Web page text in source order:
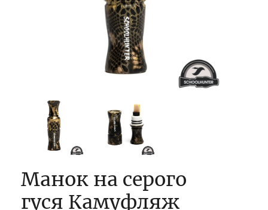
Манок на серого
гуся Камуфляж